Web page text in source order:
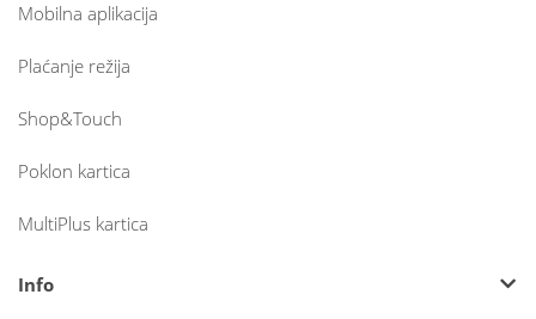
Mobilna aplikacija
Plaćanje režija
Shop&Touch
Poklon kartica
MultiPlus kartica
Info